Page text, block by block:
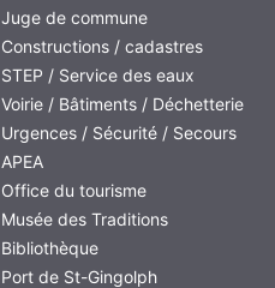
Juge de commune
Constructions / cadastres
STEP / Service des eaux
Voirie / Bâtiments / Déchetterie
Urgences / Sécurité / Secours
APEA
Office du tourisme
Musée des Traditions
Bibliothèque
Port de St-Gingolph